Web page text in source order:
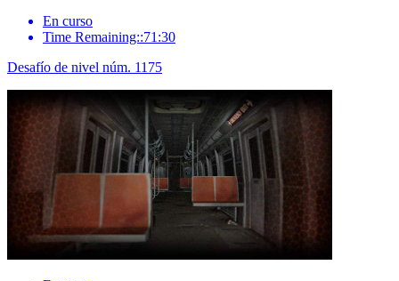
En curso
Time Remaining::71:30
Desafío de nivel núm. 1175